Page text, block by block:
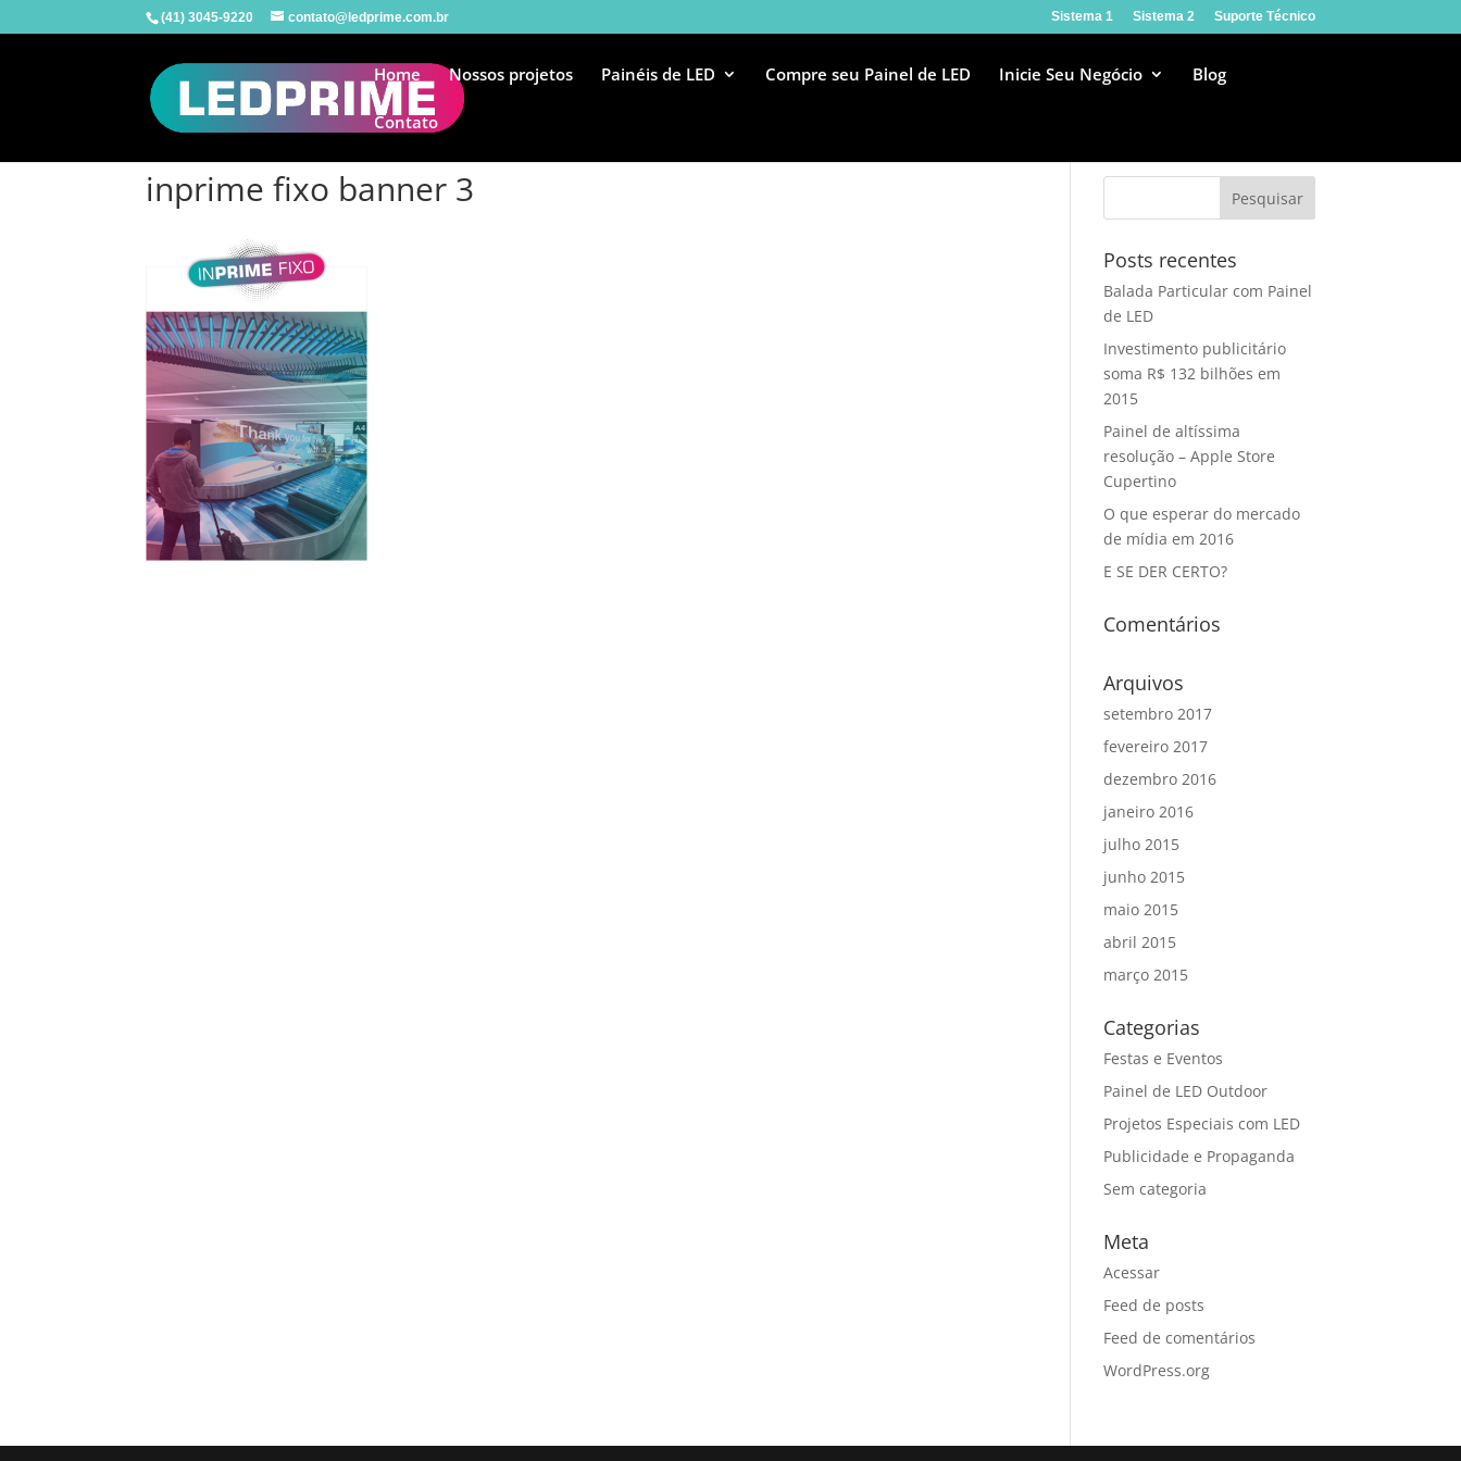
(41) 3045-9220 contato@ledprime.com.br Sistema 1 Sistema 2 Suporte Técnico
Home Nossos projetos Painéis de LED Compre seu Painel de LED Inicie Seu Negócio Blog
Contato
inprime fixo banner 3
Posts recentes
Balada Particular com Painel
de LED
Investimento publicitário
soma R$ 132 bilhões em
2015
Painel de altíssima
resolução – Apple Store
Cupertino
O que esperar do mercado
de mídia em 2016
E SE DER CERTO?
Comentários
Arquivos
setembro 2017
fevereiro 2017
dezembro 2016
janeiro 2016
julho 2015
junho 2015
maio 2015
abril 2015
março 2015
Categorias
Festas e Eventos
Painel de LED Outdoor
Projetos Especiais com LED
Publicidade e Propaganda
Sem categoria
Meta
Acessar
Feed de posts
Feed de comentários
WordPress.org